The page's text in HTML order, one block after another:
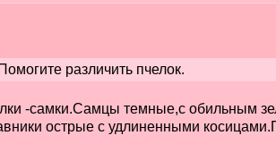
различить пчелок.
-самки.Самцы темные,с обильным
острые с удлиненными